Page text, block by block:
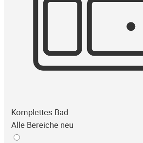
Komplettes Bad
Alle Bereiche neu